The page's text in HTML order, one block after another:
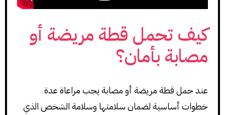
كيف تحمل قطة مريضة أو
مصابة بأمان؟
عند حمل قطة مريضة أو مصابة يجب مراعاة عدة
خطوات أساسية لضمان سلامتها وسلامة الشخص الذي